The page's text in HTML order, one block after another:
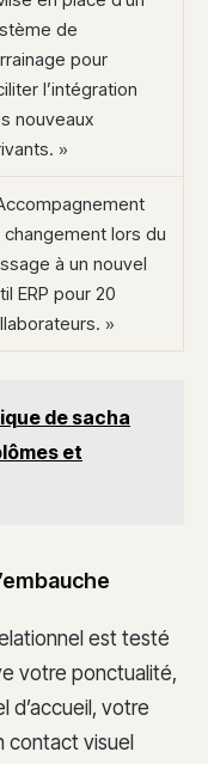
de
pour
l’intégration
nouveaux
»
changement lors du
à un nouvel
ERP pour 20
»
de sacha
et
est testé
votre ponctualité,
d’accueil, votre
contact visuel